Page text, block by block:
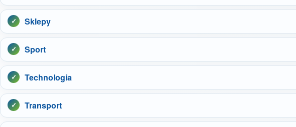
Sklepy
Sport
Technologia
Transport